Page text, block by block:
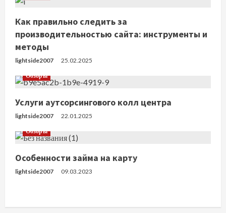
т
е
н
и
е
Как правильно следить за
производительностью сайта: инструменты и
методы
lightside2007
25.02.2025
Обзоры
Услуги аутсорсингового колл центра
lightside2007
22.01.2025
Обзоры
Особенности займа на карту
lightside2007 09.03.2023